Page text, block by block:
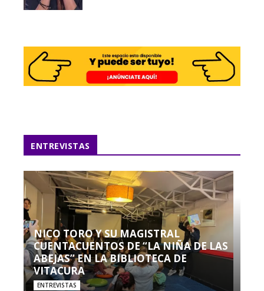
ENTREVISTAS
NICO TORO Y SU MAGISTRAL
CUENTACUENTOS DE “LA NIÑA DE LAS
ABEJAS” EN LA BIBLIOTECA DE
VITACURA
ENTREVISTAS